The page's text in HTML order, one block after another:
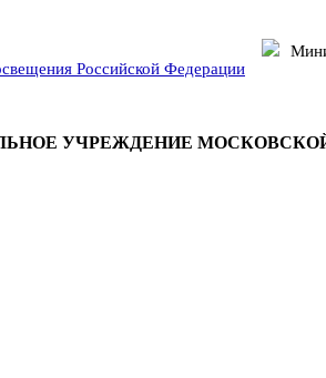
Российской Федерации
УЧРЕЖДЕНИЕ